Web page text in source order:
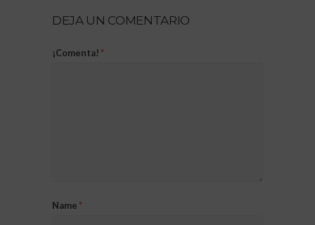
DEJA UN COMENTARIO
¡Comenta! *
Name *